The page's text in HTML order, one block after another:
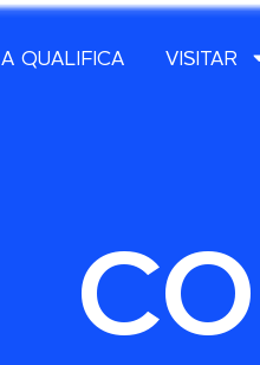
A QUALIFICA VISITAR